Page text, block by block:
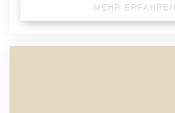
MEHR ERFAHREN